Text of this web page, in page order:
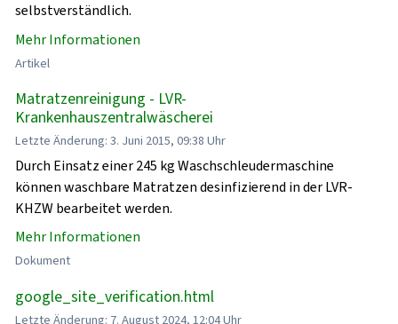
selbstverständlich.
Mehr Informationen
Artikel
Matratzenreinigung - LVR-
Krankenhauszentralwäscherei
Letzte Änderung: 3. Juni 2015, 09:38 Uhr
Durch Einsatz einer 245 kg Waschschleudermaschine
können waschbare Matratzen desinfizierend in der LVR-
KHZW bearbeitet werden.
Mehr Informationen
Dokument
google_site_verification.html
Letzte Änderung: 7. August 2024, 12:04 Uhr